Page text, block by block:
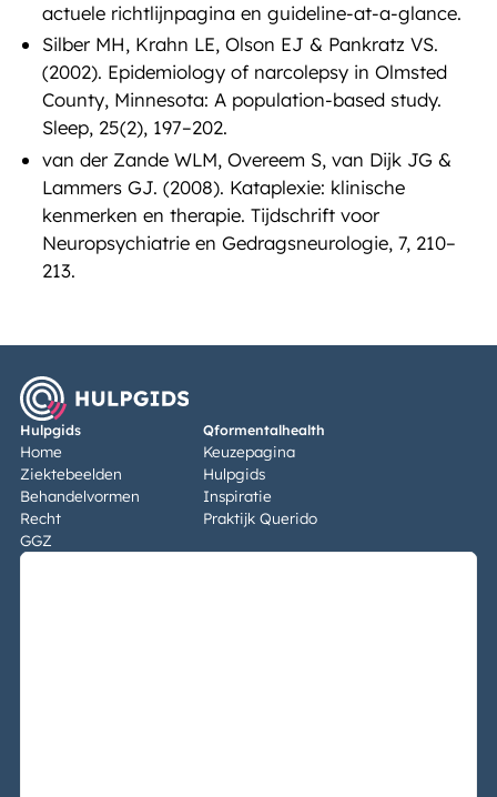
actuele richtlijnpagina en guideline-at-a-glance.
Silber MH, Krahn LE, Olson EJ & Pankratz VS.
(2002). Epidemiology of narcolepsy in Olmsted
County, Minnesota: A population-based study.
Sleep, 25(2), 197–202.
van der Zande WLM, Overeem S, van Dijk JG &
Lammers GJ. (2008). Kataplexie: klinische
kenmerken en therapie. Tijdschrift voor
Neuropsychiatrie en Gedragsneurologie, 7, 210–
213.
Hulpgids
Home
Ziektebeelden
Behandelvormen
Recht
GGZ
Qformentalhealth
Keuzepagina
Hulpgids
Inspiratie
Praktijk Querido